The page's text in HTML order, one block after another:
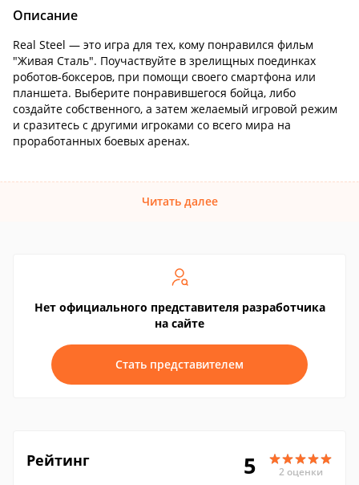
Описание
Real Steel — это игра для тех, кому понравился фильм
"Живая Сталь". Поучаствуйте в зрелищных поединках
роботов-боксеров, при помощи своего смартфона или
планшета. Выберите понравившегося бойца, либо
создайте собственного, а затем желаемый игровой режим
и сразитесь с другими игроками со всего мира на
проработанных боевых аренах.
Читать далее
Нет официального представителя разработчика
на сайте
Стать представителем
Рейтинг 5 2 оценки